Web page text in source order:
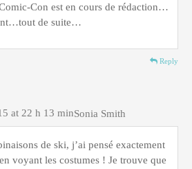
Con est en cours de rédaction…
de suite…
Reply
Sonia Smith
at 22 h 13 min
de ski, j’ai pensé exactement
voyant les costumes ! Je trouve que